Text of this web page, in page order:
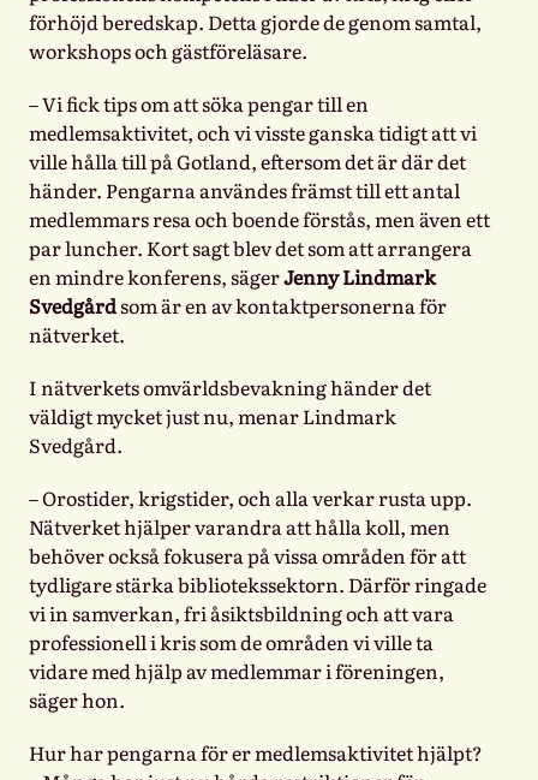
förhöjd beredskap. Detta gjorde de genom samtal,
workshops och gästföreläsare.
– Vi fick tips om att söka pengar till en
medlemsaktivitet, och vi visste ganska tidigt att vi
ville hålla till på Gotland, eftersom det är där det
händer. Pengarna användes främst till ett antal
medlemmars resa och boende förstås, men även ett
par luncher. Kort sagt blev det som att arrangera
en mindre konferens, sägerJenny Lindmark
Svedgårdsom är en av kontaktpersonerna för
nätverket.
I nätverkets omvärldsbevakning händer det
väldigt mycket just nu, menar Lindmark
Svedgård.
– Orostider, krigstider, och alla verkar rusta upp.
Nätverket hjälper varandra att hålla koll, men
behöver också fokusera på vissa områden för att
tydligare stärka bibliotekssektorn. Därför ringade
vi in samverkan, fri åsiktsbildning och att vara
professionell i kris som de områden vi ville ta
vidare med hjälp av medlemmar i föreningen,
säger hon.
Hur har pengarna för er medlemsaktivitet hjälpt?